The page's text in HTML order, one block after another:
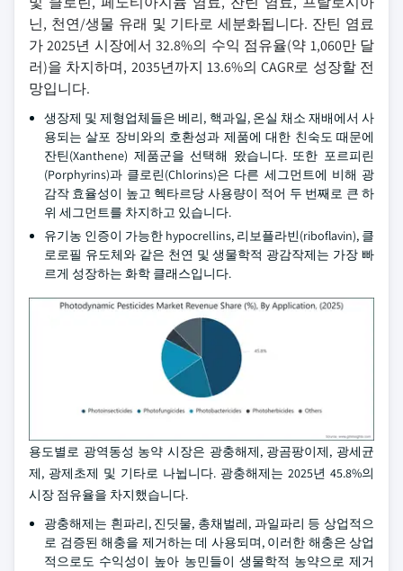
닌, 천연/생물 유래 및 기타로 세분화됩니다. 잔틴 염료
가 2025년 시장에서 32.8%의 수익 점유율(약 1,060만 달
러)을 차지하며, 2035년까지 13.6%의 CAGR로 성장할 전
망입니다.
생장제 및 제형업체들은 베리, 핵과일, 온실 채소 재배에서 사
용되는 살포 장비와의 호환성과 제품에 대한 친숙도 때문에
잔틴(Xanthene) 제품군을 선택해 왔습니다. 또한 포르피린
(Porphyrins)과 클로린(Chlorins)은 다른 세그먼트에 비해 광
감작 효율성이 높고 헥타르당 사용량이 적어 두 번째로 큰 하
위 세그먼트를 차지하고 있습니다.
유기농 인증이 가능한 hypocrellins, 리보플라빈(riboflavin), 클
로로필 유도체와 같은 천연 및 생물학적 광감작제는 가장 빠
르게 성장하는 화학 클래스입니다.
용도별로 광역동성 농약 시장은 광충해제, 광곰팡이제, 광세균
제, 광제초제 및 기타로 나뉩니다. 광충해제는 2025년 45.8%의
시장 점유율을 차지했습니다.
광충해제는 흰파리, 진딧물, 총채벌레, 과일파리 등 상업적으
로 검증된 해충을 제거하는 데 사용되며, 이러한 해충은 상업
적으로도 수익성이 높아 농민들이 생물학적 농약으로 제거